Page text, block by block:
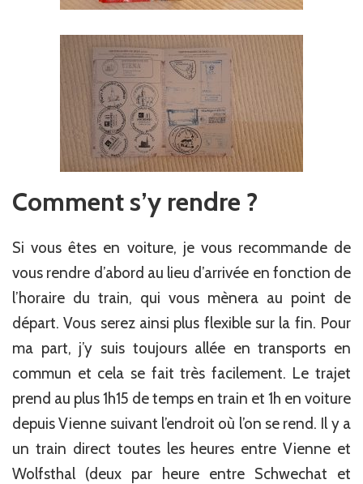
Comment s’y rendre ?
Si vous êtes en voiture, je vous recommande de
vous rendre d’abord au lieu d’arrivée en fonction de
l’horaire du train, qui vous mènera au point de
départ. Vous serez ainsi plus flexible sur la fin. Pour
ma part, j’y suis toujours allée en transports en
commun et cela se fait très facilement. Le trajet
prend au plus 1h15 de temps en train et 1h en voiture
depuis Vienne suivant l’endroit où l’on se rend. Il y a
un train direct toutes les heures entre Vienne et
Wolfsthal (deux par heure entre Schwechat et